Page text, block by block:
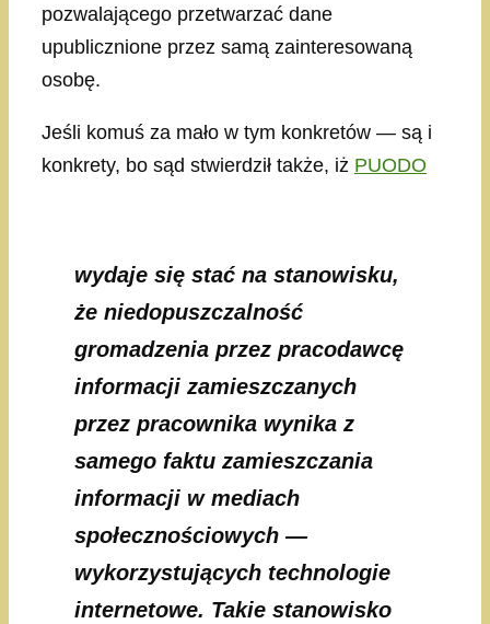
pozwalającego przetwarzać dane
upublicznione przez samą zainteresowaną
osobę.
Jeśli komuś za mało w tym konkretów — są i
konkrety, bo sąd stwierdził także, iż PUODO
wydaje się stać na stanowisku,
że niedopuszczalność
gromadzenia przez pracodawcę
informacji zamieszczanych
przez pracownika wynika z
samego faktu zamieszczania
informacji w mediach
społecznościowych —
wykorzystujących technologie
internetowe. Takie stanowisko